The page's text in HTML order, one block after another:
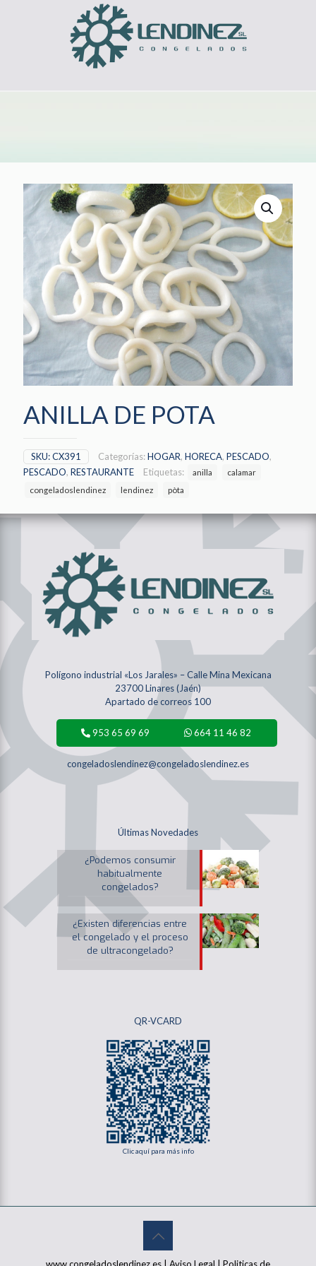
ANILLA DE POTA
SKU:CX391 Categorías:HOGAR, HORECA, PESCADO,
PESCADO, RESTAURANTE Etiquetas: anilla
calamar
congeladoslendinez
lendinez pòta
Polígono industrial «Los Jarales» – Calle Mina Mexicana
23700 Linares (Jaén)
Apartado de correos 100
953 65 69 69 664 11 46 82
congeladoslendinez@congeladoslendinez.es
Últimas Novedades
¿Podemos consumir
habitualmente
congelados?
¿Existen diferencias entre
el congelado y el proceso
de ultracongelado?
QR-VCARD
Clic aquí para más info